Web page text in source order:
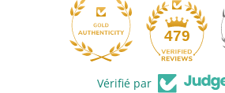
479
Vérifié par